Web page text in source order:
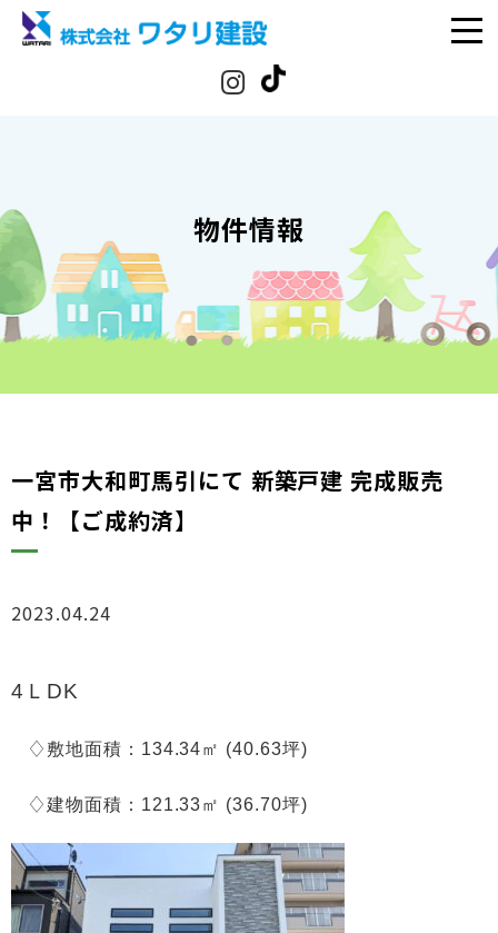
物件情報
一宮市大和町馬引にて 新築戸建 完成販売
中！【ご成約済】
2023.04.24
4ＬDK
♢敷地面積：134.34㎡ (40.63坪)
♢建物面積：121.33㎡ (36.70坪)